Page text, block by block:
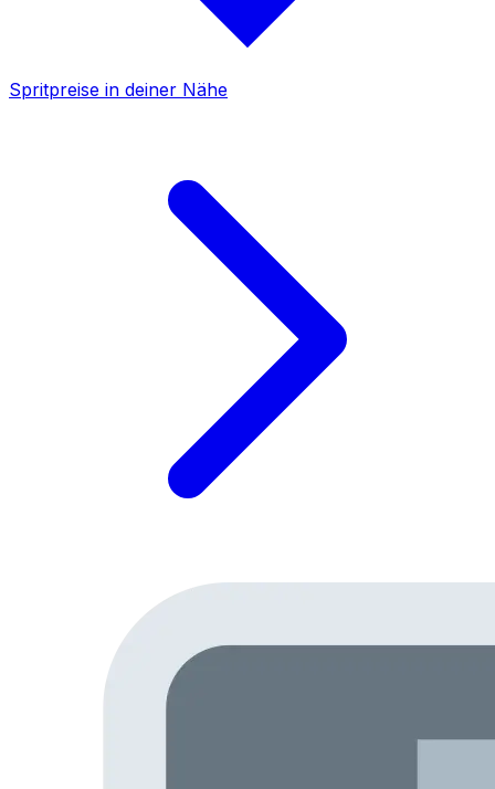
Spritpreise in deiner Nähe